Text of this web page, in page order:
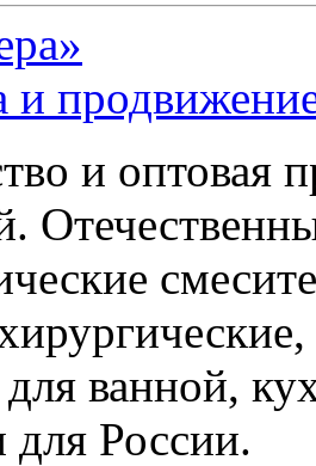
и
и оптовая
для ванной,
для России.